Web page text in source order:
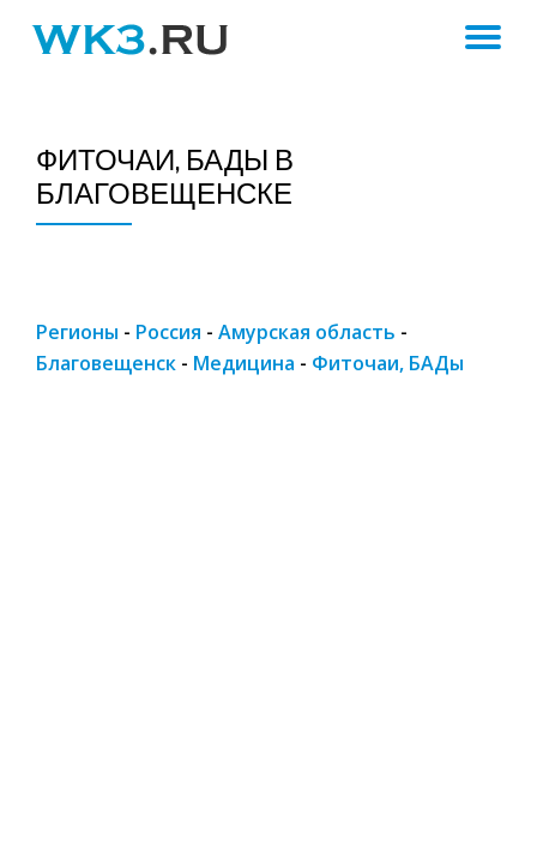
ФИТОЧАИ, БАДЫ В
БЛАГОВЕЩЕНСКЕ
Регионы - Россия - Амурская область -
Благовещенск - Медицина - Фиточаи, БАДы